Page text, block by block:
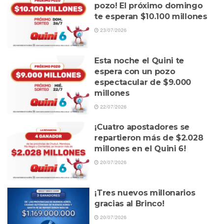
pozo! El próximo domingo
te esperan $10.100 millones
23/07/2026
Esta noche el Quini te
espera con un pozo
espectacular de $9.000
millones
22/07/2026
¡Cuatro apostadores se
repartieron más de $2.028
millones en el Quini 6!
20/07/2026
¡Tres nuevos millonarios
gracias al Brinco!
20/07/2026